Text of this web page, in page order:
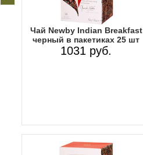
Чай Newby Indian Breakfast
черный в пакетиках 25 шт
1031 руб.